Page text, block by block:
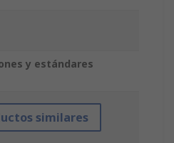
y estándares
similares